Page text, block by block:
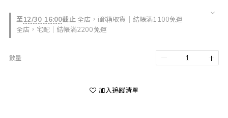
至12/30 16:00截止 全店，i郵箱取貨｜結帳滿1100免運
全店，宅配｜結帳滿2200免運
數量
加入追蹤清單